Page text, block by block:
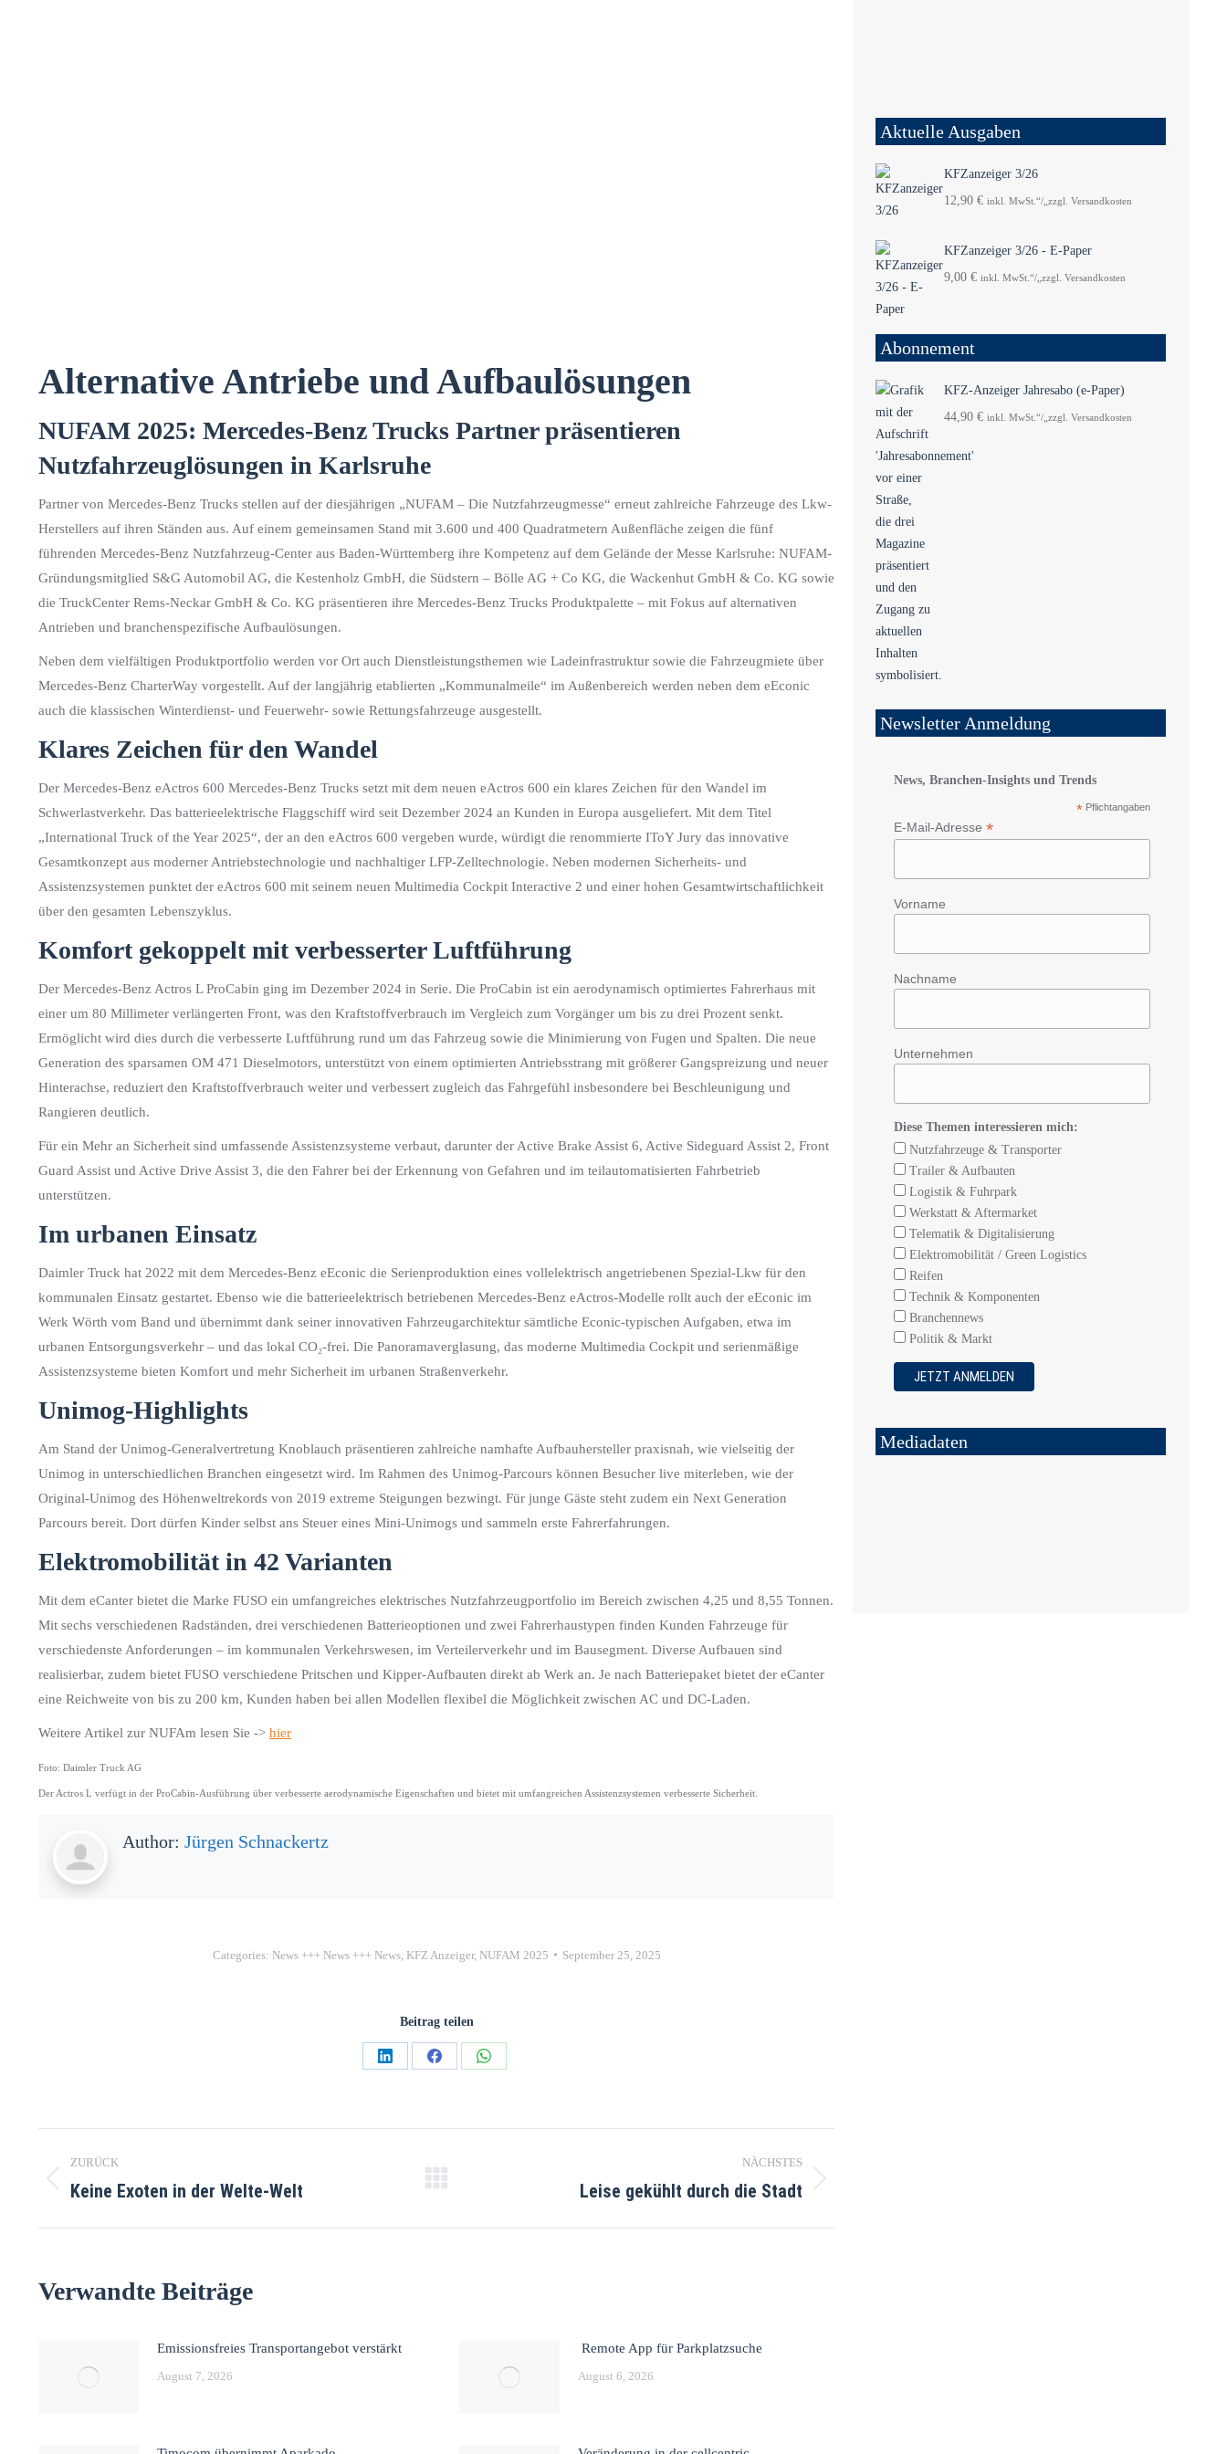
Alternative Antriebe und Aufbaulösungen
NUFAM 2025: Mercedes-Benz Trucks Partner präsentieren
Nutzfahrzeuglösungen in Karlsruhe
Partner von Mercedes-Benz Trucks stellen auf der diesjährigen „NUFAM – Die Nutzfahrzeugmesse“ erneut zahlreiche Fahrzeuge des Lkw-
Herstellers auf ihren Ständen aus. Auf einem gemeinsamen Stand mit 3.600 und 400 Quadratmetern Außenfläche zeigen die fünf
führenden Mercedes-Benz Nutzfahrzeug-Center aus Baden-Württemberg ihre Kompetenz auf dem Gelände der Messe Karlsruhe: NUFAM-
Gründungsmitglied S&G Automobil AG, die Kestenholz GmbH, die Südstern – Bölle AG + Co KG, die Wackenhut GmbH & Co. KG sowie
die TruckCenter Rems-Neckar GmbH & Co. KG präsentieren ihre Mercedes-Benz Trucks Produktpalette – mit Fokus auf alternativen
Antrieben und branchenspezifische Aufbaulösungen.
Neben dem vielfältigen Produktportfolio werden vor Ort auch Dienstleistungsthemen wie Ladeinfrastruktur sowie die Fahrzeugmiete über
Mercedes-Benz CharterWay vorgestellt. Auf der langjährig etablierten „Kommunalmeile“ im Außenbereich werden neben dem eEconic
auch die klassischen Winterdienst- und Feuerwehr- sowie Rettungsfahrzeuge ausgestellt.
Klares Zeichen für den Wandel
Der Mercedes-Benz eActros 600 Mercedes-Benz Trucks setzt mit dem neuen eActros 600 ein klares Zeichen für den Wandel im
Schwerlastverkehr. Das batterieelektrische Flaggschiff wird seit Dezember 2024 an Kunden in Europa ausgeliefert. Mit dem Titel
„International Truck of the Year 2025“, der an den eActros 600 vergeben wurde, würdigt die renommierte IToY Jury das innovative
Gesamtkonzept aus moderner Antriebstechnologie und nachhaltiger LFP-Zelltechnologie. Neben modernen Sicherheits- und
Assistenzsystemen punktet der eActros 600 mit seinem neuen Multimedia Cockpit Interactive 2 und einer hohen Gesamtwirtschaftlichkeit
über den gesamten Lebenszyklus.
Komfort gekoppelt mit verbesserter Luftführung
Der Mercedes-Benz Actros L ProCabin ging im Dezember 2024 in Serie. Die ProCabin ist ein aerodynamisch optimiertes Fahrerhaus mit
einer um 80 Millimeter verlängerten Front, was den Kraftstoffverbrauch im Vergleich zum Vorgänger um bis zu drei Prozent senkt.
Ermöglicht wird dies durch die verbesserte Luftführung rund um das Fahrzeug sowie die Minimierung von Fugen und Spalten. Die neue
Generation des sparsamen OM 471 Dieselmotors, unterstützt von einem optimierten Antriebsstrang mit größerer Gangspreizung und neuer
Hinterachse, reduziert den Kraftstoffverbrauch weiter und verbessert zugleich das Fahrgefühl insbesondere bei Beschleunigung und
Rangieren deutlich.
Für ein Mehr an Sicherheit sind umfassende Assistenzsysteme verbaut, darunter der Active Brake Assist 6, Active Sideguard Assist 2, Front
Guard Assist und Active Drive Assist 3, die den Fahrer bei der Erkennung von Gefahren und im teilautomatisierten Fahrbetrieb
unterstützen.
Im urbanen Einsatz
Daimler Truck hat 2022 mit dem Mercedes-Benz eEconic die Serienproduktion eines vollelektrisch angetriebenen Spezial-Lkw für den
kommunalen Einsatz gestartet. Ebenso wie die batterieelektrisch betriebenen Mercedes-Benz eActros-Modelle rollt auch der eEconic im
Werk Wörth vom Band und übernimmt dank seiner innovativen Fahrzeugarchitektur sämtliche Econic-typischen Aufgaben, etwa im
urbanen Entsorgungsverkehr – und das lokal CO₂-frei. Die Panoramaverglasung, das moderne Multimedia Cockpit und serienmäßige
Assistenzsysteme bieten Komfort und mehr Sicherheit im urbanen Straßenverkehr.
Unimog-Highlights
Am Stand der Unimog-Generalvertretung Knoblauch präsentieren zahlreiche namhafte Aufbauhersteller praxisnah, wie vielseitig der
Unimog in unterschiedlichen Branchen eingesetzt wird. Im Rahmen des Unimog-Parcours können Besucher live miterleben, wie der
Original-Unimog des Höhenweltrekords von 2019 extreme Steigungen bezwingt. Für junge Gäste steht zudem ein Next Generation
Parcours bereit. Dort dürfen Kinder selbst ans Steuer eines Mini-Unimogs und sammeln erste Fahrerfahrungen.
Elektromobilität in 42 Varianten
Mit dem eCanter bietet die Marke FUSO ein umfangreiches elektrisches Nutzfahrzeugportfolio im Bereich zwischen 4,25 und 8,55 Tonnen.
Mit sechs verschiedenen Radständen, drei verschiedenen Batterieoptionen und zwei Fahrerhaustypen finden Kunden Fahrzeuge für
verschiedenste Anforderungen – im kommunalen Verkehrswesen, im Verteilerverkehr und im Bausegment. Diverse Aufbauen sind
realisierbar, zudem bietet FUSO verschiedene Pritschen und Kipper-Aufbauten direkt ab Werk an. Je nach Batteriepaket bietet der eCanter
eine Reichweite von bis zu 200 km, Kunden haben bei allen Modellen flexibel die Möglichkeit zwischen AC und DC-Laden.
Weitere Artikel zur NUFAm lesen Sie -> hier
Foto: Daimler Truck AG
Der Actros L verfügt in der ProCabin-Ausführung über verbesserte aerodynamische Eigenschaften und bietet mit umfangreichen Assistenzsystemen verbesserte Sicherheit.
Author: Jürgen Schnackertz
Categories: News +++ News +++ News, KFZ Anzeiger, NUFAM 2025 September 25, 2025
Beitrag teilen
ZURÜCK
Keine Exoten in der Welte-Welt
NÄCHSTES
Leise gekühlt durch die Stadt
Verwandte Beiträge
Emissionsfreies Transportangebot verstärkt
August 7, 2026
Remote App für Parkplatzsuche
August 6, 2026
Aktuelle Ausgaben
KFZanzeiger 3/26
12,90 € inkl. MwSt.“/„zzgl. Versandkosten
KFZanzeiger 3/26 - E-Paper
9,00 € inkl. MwSt.“/„zzgl. Versandkosten
Abonnement
KFZ-Anzeiger Jahresabo (e-Paper)
44,90 € inkl. MwSt.“/„zzgl. Versandkosten
Newsletter Anmeldung
News, Branchen-Insights und Trends
* Pflichtangaben
E-Mail-Adresse *
Vorname
Nachname
Unternehmen
Diese Themen interessieren mich:
Nutzfahrzeuge & Transporter
Trailer & Aufbauten
Logistik & Fuhrpark
Werkstatt & Aftermarket
Telematik & Digitalisierung
Elektromobilität / Green Logistics
Reifen
Technik & Komponenten
Branchennews
Politik & Markt
Mediadaten